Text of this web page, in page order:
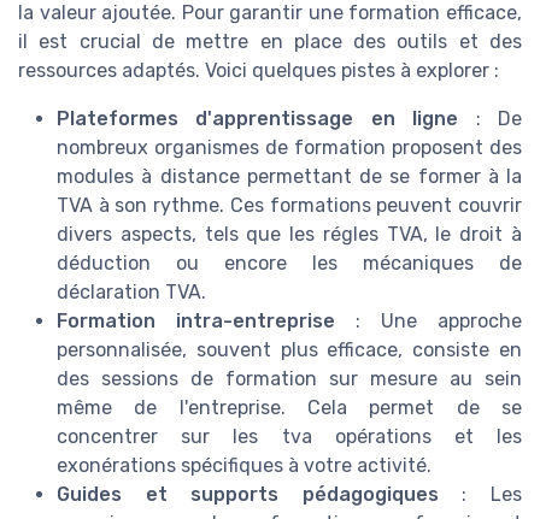
la valeur ajoutée. Pour garantir une formation efficace,
il est crucial de mettre en place des outils et des
ressources adaptés. Voici quelques pistes à explorer :
Plateformes d'apprentissage en ligne : De
nombreux organismes de formation proposent des
modules à distance permettant de se former à la
TVA à son rythme. Ces formations peuvent couvrir
divers aspects, tels que les régles TVA, le droit à
déduction ou encore les mécaniques de
déclaration TVA.
Formation intra-entreprise : Une approche
personnalisée, souvent plus efficace, consiste en
des sessions de formation sur mesure au sein
même de l'entreprise. Cela permet de se
concentrer sur les tva opérations et les
exonérations spécifiques à votre activité.
Guides et supports pédagogiques : Les